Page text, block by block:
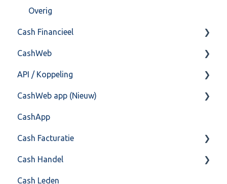
Overig
Cash Financieel
Boekhoud
Fiscaal
Overig
CashWeb
CashHero Layout
Mailen vanuit CASHWeb
Algemeen gebruik
API / Koppeling
Algemeen
Api 3.0 (SOAP API)
API 4.0 (REST API)
CashWeb app (Nieuw)
Veel gestelde vragen
CashApp
Cash Facturatie
Factureren
Instellingen
Cash Handel
Inkoop
Cash Leden